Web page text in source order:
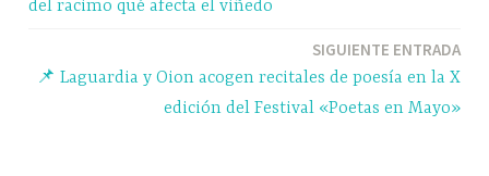
del racimo qué afecta el viñedo
SIGUIENTE ENTRADA
📌 Laguardia y Oion acogen recitales de poesía en la X
edición del Festival «Poetas en Mayo»